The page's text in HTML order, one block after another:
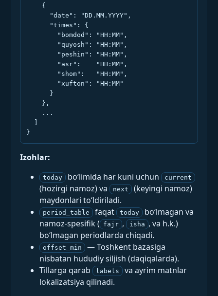
    {
      "date": "DD.MM.YYYY",
      "times": {
        "bomdod": "HH:MM",
        "quyosh": "HH:MM",
        "peshin": "HH:MM",
        "asr":    "HH:MM",
        "shom":   "HH:MM",
        "xufton": "HH:MM"
      }
    },
    ...
}
Izohlar:
today bo‘limida har kuni uchun current
(hozirgi namoz) va next
(keyingi namoz)
maydonlari to‘ldiriladi.
period_table faqat today
bo‘lmagan va
namoz-spesifik ( fajr , isha , va h.k.)
bo‘lmagan periodlarda chiqadi.
offset_min
— Toshkent bazasiga
nisbatan hududiy siljish (daqiqalarda).
Tillarga qarab
labels
va ayrim matnlar
lokalizatsiya qilinadi.